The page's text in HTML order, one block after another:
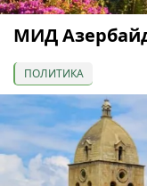
МИД
ПОЛИТИКА